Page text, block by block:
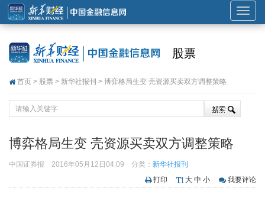
展
开
股票
首页 > 股票 > 新华社报刊 > 博弈格局生变 壳资源买卖双方调整策略
博弈格局生变 壳资源买卖双方调整策略
中国证券报 2016年05月12日04:09 分类： 新华社报刊
打印
大 中 小 我要评论